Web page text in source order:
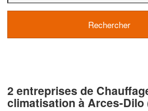
2 entreprises de
climatisation à Arces-Dilo